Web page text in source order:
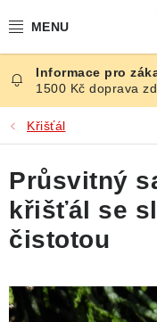
na
ČESKÉ KAMENY
ŠPERKY
KAMENY ZE SVĚTA
BROUŠENÉ
ÚČINKY
1500 Kč doprava
Křišťál
Průsvitný
křišťál se
čistotou